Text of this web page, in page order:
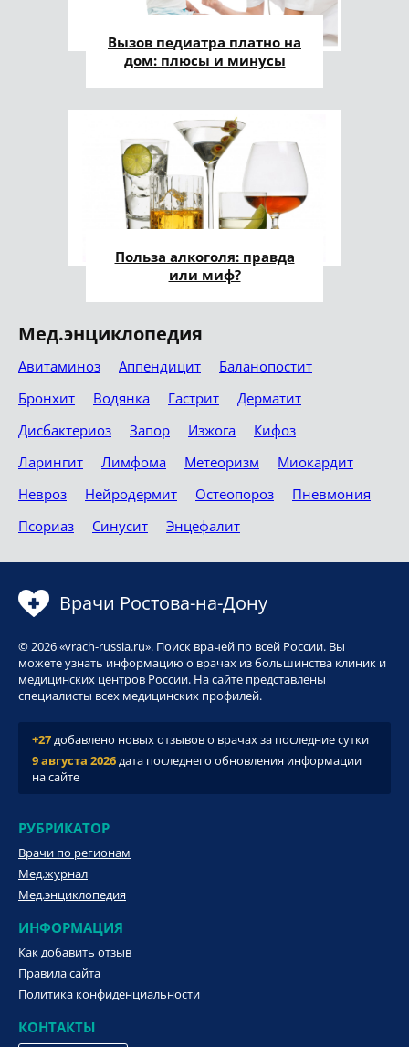
Вызов педиатра платно на
дом: плюсы и минусы
Польза алкоголя: правда
или миф?
Мед.энциклопедия
Авитаминоз Аппендицит
Баланопостит
Бронхит
Водянка Гастрит
Дерматит
Дисбактериоз
Запор Изжога
Кифоз
Ларингит
Лимфома Метеоризм
Миокардит
Невроз
Нейродермит Остеопороз
Пневмония
Псориаз
Синусит Энцефалит
Врачи Ростова-на-Дону
© 2026 «vrach-russia.ru». Поиск врачей по всей России. Вы
можете узнать информацию о врачах из большинства клиник и
медицинских центров России. На сайте представлены
специалисты всех медицинских профилей.
+27добавлено новых отзывов о врачах за последние сутки
9 августа 2026дата последнего обновления информации
на сайте
РУБРИКАТОР
Врачи по регионам
Мед.журнал
Мед.энциклопедия
ИНФОРМАЦИЯ
Как добавить отзыв
Правила сайта
Политика конфиденциальности
КОНТАКТЫ